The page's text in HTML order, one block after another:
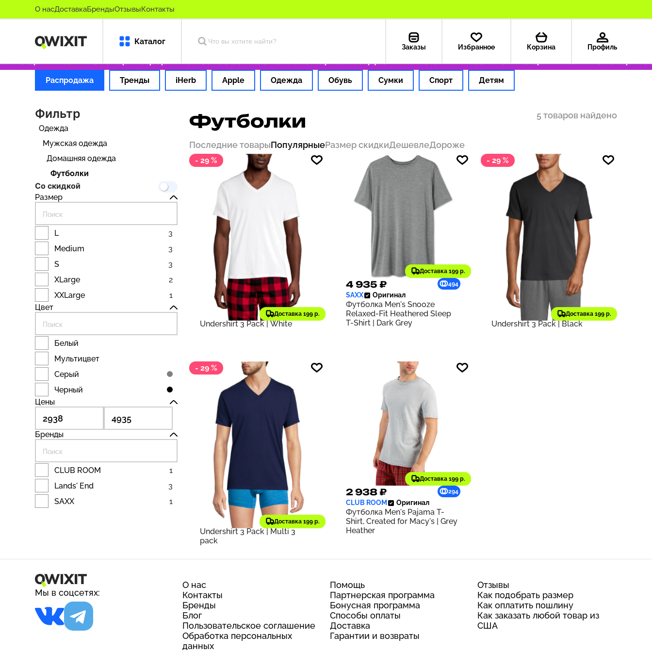
О насДоставкаБрендыОтзывыКонтакты
Каталог
Заказы Избранное Корзина Профиль
оригинальные товары Оформляем заказ за 1 час Оплата картой РФ Доставка из США — 199 ₽ Только оригинальные товары
Распродажа Тренды iHerb Apple Одежда Обувь Сумки Спорт Детям
Фильтр
Одежда
Мужская одежда
Домашняя одежда
Футболки
Со скидкой
Размер
L
3
Medium
3
S
3
XLarge
2
XXLarge
1
Цвет
Белый
Мультицвет
Серый
Черный
Цены
Бренды
CLUB ROOM
1
Lands' End
3
SAXX
1
Футболки 5 товаров найдено
Последние товарыПопулярныеРазмер скидкиДешевлеДороже
- 29 %
Доставка 199 р.
4 044 ₽
5 705 ₽ старая цена
Lands' End Оригинал
Футболка Men's V-Neck
Undershirt 3 Pack | White
Доставка 199 р.
4 935 ₽ 494
SAXX Оригинал
Футболка Men's Snooze
Relaxed-Fit Heathered Sleep
T-Shirt | Dark Grey
- 29 %
Доставка 199 р.
4 044 ₽
5 705 ₽ старая цена
Lands' End Оригинал
Футболка Men's V-Neck
Undershirt 3 Pack | Black
- 29 %
Доставка 199 р.
4 044 ₽
5 705 ₽ старая цена
Lands' End Оригинал
Футболка Men's V-Neck
Undershirt 3 Pack | Multi 3
pack
Доставка 199 р.
2 938 ₽ 294
CLUB ROOM Оригинал
Футболка Men's Pajama T-
Shirt, Created for Macy's | Grey
Heather
Мы в соцсетях:
О нас
Контакты
Бренды
Блог
Пользовательское соглашение
Обработка персональных
данных
Помощь
Партнерская программа
Бонусная программа
Способы оплаты
Доставка
Гарантии и возвраты
Отзывы
Как подобрать размер
Как оплатить пошлину
Как заказать любой товар из
США